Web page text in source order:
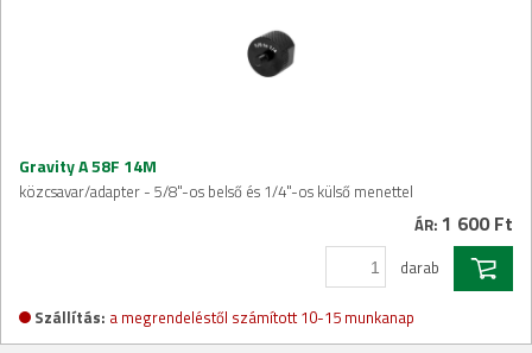
Gravity A 58F 14M
közcsavar/adapter - 5/8"-os belső és 1/4"-os külső menettel
ÁR: 1 600 Ft
darab
Szállítás: a megrendeléstől számított 10-15 munkanap